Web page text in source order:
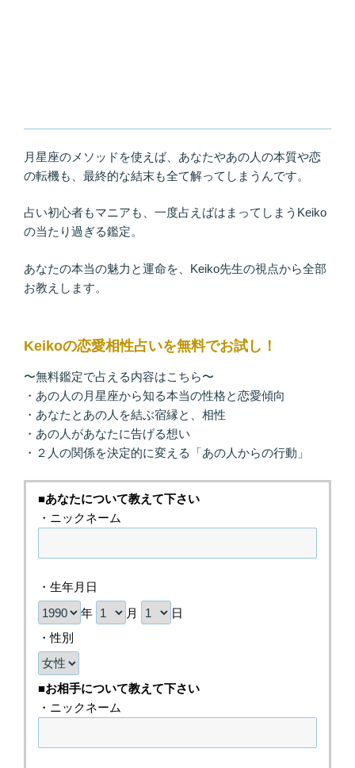
月星座のメソッドを使えば、あなたやあの人の本質や恋
の転機も、最終的な結末も全て解ってしまうんです。
占い初心者もマニアも、一度占えばはまってしまうKeiko
の当たり過ぎる鑑定。
あなたの本当の魅力と運命を、Keiko先生の視点から全部
お教えします。
Keikoの恋愛相性占いを無料でお試し！
〜無料鑑定で占える内容はこちら〜
・あの人の月星座から知る本当の性格と恋愛傾向
・あなたとあの人を結ぶ宿縁と、相性
・あの人があなたに告げる想い
・２人の関係を決定的に変える「あの人からの行動」
■あなたについて教えて下さい
・ニックネーム
・生年月日
年
月
日
・性別
■お相手について教えて下さい
・ニックネーム